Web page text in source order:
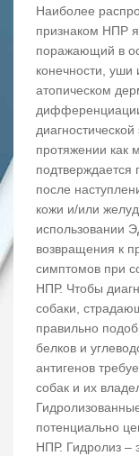
Наиболее
признаком НПР
поражающий в
конечности,
атопическом
протяжении как
после
кожи и/или
использовании
возвращения к
симптомов при
НПР. Чтобы
собаки,
правильно
белков и
антигенов
собак и их
потенциально
НПР. Гидролиз –